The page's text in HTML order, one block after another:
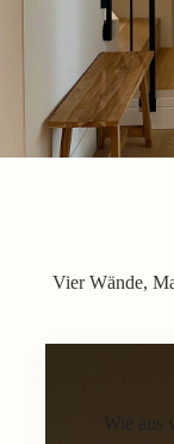
Vier Wände,
Wie aus